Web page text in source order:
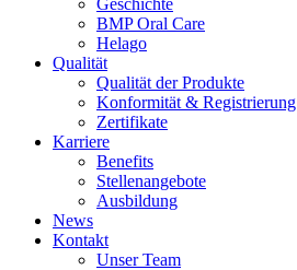
Geschichte
BMP Oral Care
Helago
Qualität
Qualität der Produkte
Konformität & Registrierung
Zertifikate
Karriere
Benefits
Stellenangebote
Ausbildung
News
Kontakt
Unser Team